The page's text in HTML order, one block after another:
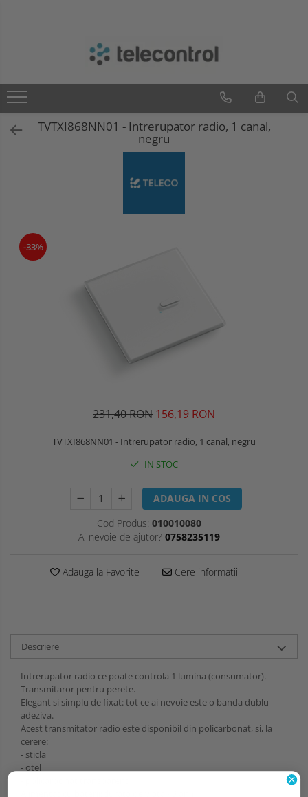
Teletask
Artsound
IntelightTVTXI868NN01 - Intrerupator radio, 1 canal,
negru
-33%
231,40 RON 156,19 RON
TVTXI868NN01 - Intrerupator radio, 1 canal, negru
IN STOC
ADAUGA IN COS
Cod Produs: 010010080
Ai nevoie de ajutor? 0758235119
Adauga la Favorite Cere informatii
Descriere
Intrerupator radio ce poate controla 1 lumina (consumator).
Transmitaror pentru perete.
Elegant si simplu de fixat: tot ce ai nevoie este o banda dublu-
adeziva.
Acest transmitator radio este disponibil din policarbonat, si, la
cerere:
- sticla
- otel